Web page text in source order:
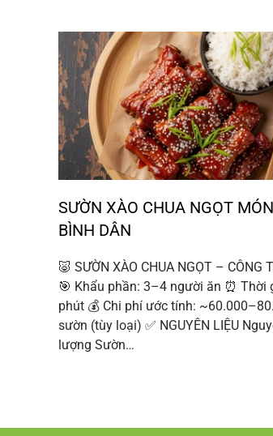
SƯỜN XÀO CHUA NGỌT
BÌNH DÂN
🐷 SƯỜN XÀO CHUA NGỌT – CÔNG
🎯 Khẩu phần: 3–4 người ăn ⏰ Thời
phút 💰 Chi phí ước tính:
sườn (tùy loại) ✅ NGUYÊN LIỆU
lượng Sườn…